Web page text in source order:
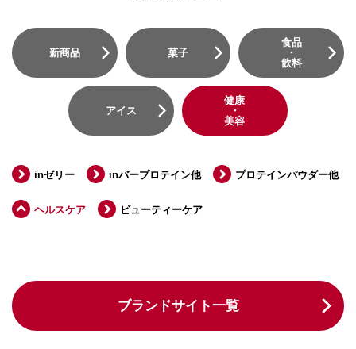
新商品 菓子
食品
・
飲料
アイス
健康
・
美容
inゼリー inバープロテイン他 プロテインパウダー他
ヘルスケア ビューティーケア
ブランドサイト一覧